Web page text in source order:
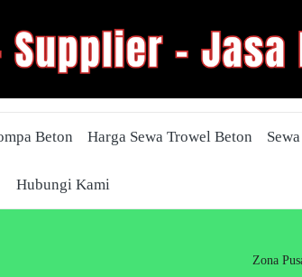
Beton Harga Sewa Trowel Beton
Hubungi Kami
Zona